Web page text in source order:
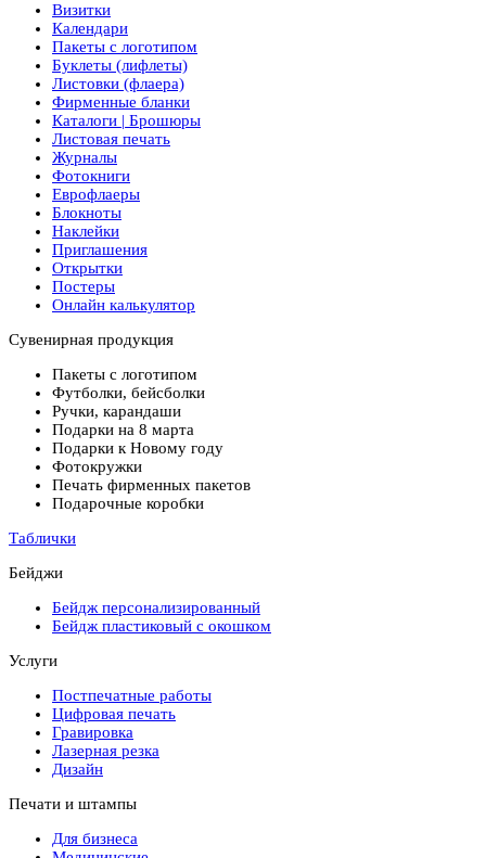
Визитки
Календари
Пакеты с логотипом
Буклеты (лифлеты)
Листовки (флаера)
Фирменные бланки
Каталоги | Брошюры
Листовая печать
Журналы
Фотокниги
Еврофлаеры
Блокноты
Наклейки
Приглашения
Открытки
Постеры
Онлайн калькулятор
Сувенирная продукция
Пакеты с логотипом
Футболки, бейсболки
Ручки, карандаши
Подарки на 8 марта
Подарки к Новому году
Фотокружки
Печать фирменных пакетов
Подарочные коробки
Таблички
Бейджи
Бейдж персонализированный
Бейдж пластиковый с окошком
Услуги
Постпечатные работы
Цифровая печать
Гравировка
Лазерная резка
Дизайн
Печати и штампы
Для бизнеса